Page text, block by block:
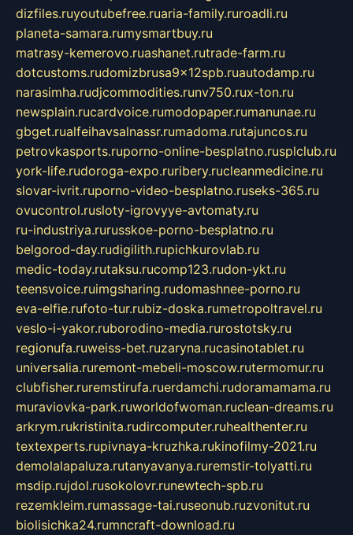
dizfiles.ruyoutubefree.ruaria-family.ruroadli.ru
planeta-samara.rumysmartbuy.ru
matrasy-kemerovo.ruashanet.rutrade-farm.ru
dotcustoms.rudomizbrusa9x12spb.ruautodamp.ru
narasimha.rudjcommodities.runv750.rux-ton.ru
newsplain.rucardvoice.rumodopaper.rumanunae.ru
gbget.rualfeihavsalnassr.rumadoma.rutajuncos.ru
petrovkasports.ruporno-online-besplatno.rusplclub.ru
york-life.rudoroga-expo.ruribery.rucleanmedicine.ru
slovar-ivrit.ruporno-video-besplatno.ruseks-365.ru
ovucontrol.rusloty-igrovyye-avtomaty.ru
ru-industriya.rurusskoe-porno-besplatno.ru
belgorod-day.rudigilith.rupichkurovlab.ru
medic-today.rutaksu.rucomp123.rudon-ykt.ru
teensvoice.ruimgsharing.rudomashnee-porno.ru
eva-elfie.rufoto-tur.rubiz-doska.rumetropoltravel.ru
veslo-i-yakor.ruborodino-media.rurostotsky.ru
regionufa.ruweiss-bet.ruzaryna.rucasinotablet.ru
universalia.ruremont-mebeli-moscow.rutermomur.ru
clubfisher.ruremstirufa.ruerdamchi.rudoramamama.ru
muraviovka-park.ruworldofwoman.ruclean-dreams.ru
arkrym.rukristinita.rudircomputer.ruhealthenter.ru
textexperts.rupivnaya-kruzhka.rukinofilmy-2021.ru
demolalapaluza.rutanyavanya.ruremstir-tolyatti.ru
msdip.rujdol.rusokolovr.runewtech-spb.ru
rezemkleim.rumassage-tai.ruseonub.ruzvonitut.ru
biolisichka24.rumncraft-download.ru